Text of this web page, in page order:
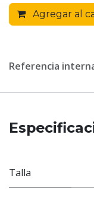
Agregar al
Referencia
Talla